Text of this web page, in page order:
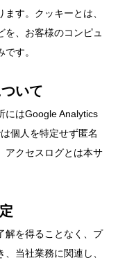
す。クッキーとは、
を、お客様のコンピュ
す。
いて
にはGoogle Analytics
個人を特定せず匿名
アクセスログとは本サ
解を得ることなく、プ
当社業務に関連し、